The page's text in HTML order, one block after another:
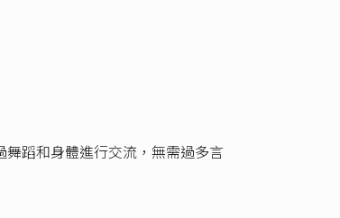
舞蹈和身體進行交流，無需過多言